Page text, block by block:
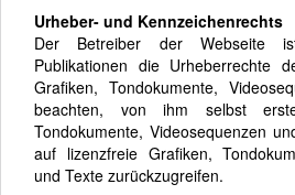
Urheber- und Kennzeichenrechts
Der Betreiber der Webseite
Publikationen die Urheberrechte
Grafiken, Tondokumente,
beachten, von ihm selbst
Tondokumente, Videosequenzen
auf lizenzfreie Grafiken,
und Texte zurückzugreifen.